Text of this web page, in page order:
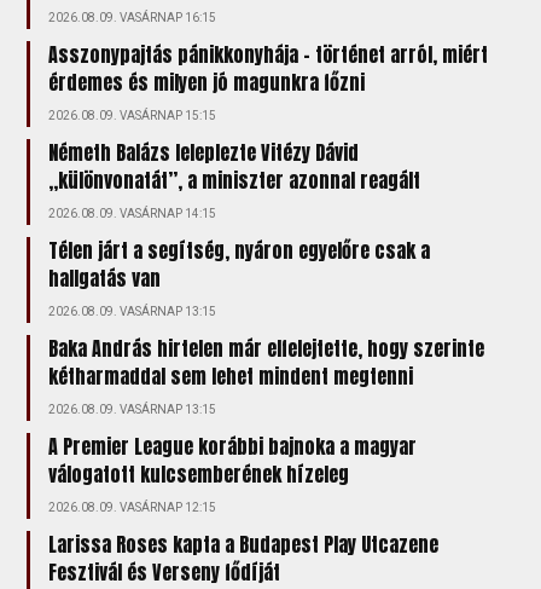
2026.08.09. VASÁRNAP 16:15
Asszonypajtás pánikkonyhája – történet arról, miért
érdemes és milyen jó magunkra főzni
2026.08.09. VASÁRNAP 15:15
Németh Balázs leleplezte Vitézy Dávid
„különvonatát”, a miniszter azonnal reagált
2026.08.09. VASÁRNAP 14:15
Télen járt a segítség, nyáron egyelőre csak a
hallgatás van
2026.08.09. VASÁRNAP 13:15
Baka András hirtelen már elfelejtette, hogy szerinte
kétharmaddal sem lehet mindent megtenni
2026.08.09. VASÁRNAP 13:15
A Premier League korábbi bajnoka a magyar
válogatott kulcsemberének hízeleg
2026.08.09. VASÁRNAP 12:15
Larissa Roses kapta a Budapest Play Utcazene
Fesztivál és Verseny fődíját